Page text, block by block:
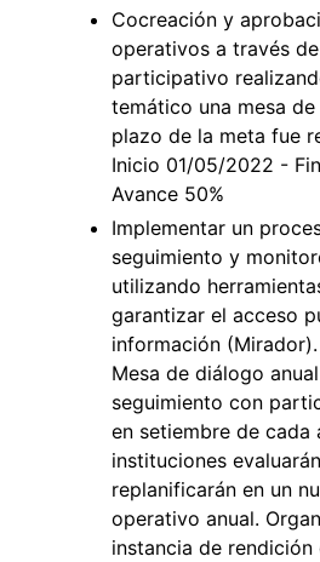
Cocreación y
operativos a través
participativo
temático una mesa
plazo de la meta fue
Inicio 01/05/2022 -
Avance 50%
Implementar un
seguimiento y
utilizando
garantizar el acceso
información (Mirador).
Mesa de diálogo
seguimiento con
en setiembre de cada
instituciones
replanificarán en un
operativo anual.
instancia de rendición